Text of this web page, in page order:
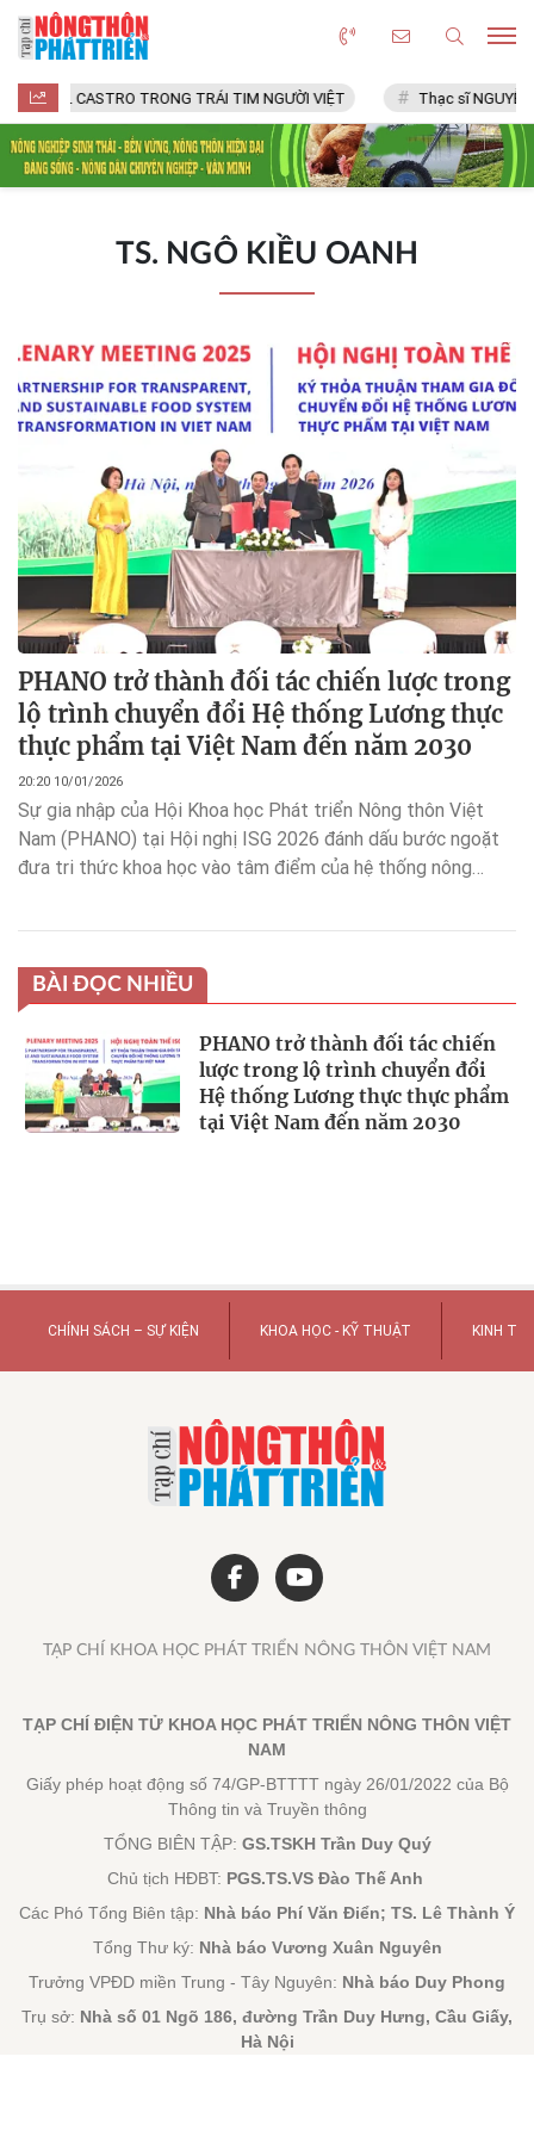
FIDEL CASTRO TRONG TRÁI TIM NGƯỜI VIỆT Thạc sĩ NGUYỄN
TS. NGÔ KIỀU OANH
PHANO trở thành đối tác chiến lược trong
lộ trình chuyển đổi Hệ thống Lương thực
thực phẩm tại Việt Nam đến năm 2030
20:20 10/01/2026
Sự gia nhập của Hội Khoa học Phát triển Nông thôn Việt
Nam (PHANO) tại Hội nghị ISG 2026 đánh dấu bước ngoặt
đưa tri thức khoa học vào tâm điểm của hệ thống nông
BÀI ĐỌC NHIỀU
PHANO trở thành đối tác chiến
lược trong lộ trình chuyển đổi
Hệ thống Lương thực thực phẩm
tại Việt Nam đến năm 2030
CHÍNH SÁCH – SỰ KIỆN KHOA HỌC - KỸ THUẬT KINH TẾ
TẠP CHÍ KHOA HỌC PHÁT TRIỂN NÔNG THÔN VIỆT NAM
TẠP CHÍ ĐIỆN TỬ KHOA HỌC PHÁT TRIỂN NÔNG THÔN VIỆT
NAM
Giấy phép hoạt động số 74/GP-BTTTT ngày 26/01/2022 của Bộ
Thông tin và Truyền thông
TỔNG BIÊN TẬP: GS.TSKH Trần Duy Quý
Chủ tịch HĐBT: PGS.TS.VS Đào Thế Anh
Các Phó Tổng Biên tập: Nhà báo Phí Văn Điển; TS. Lê Thành Ý
Tổng Thư ký: Nhà báo Vương Xuân Nguyên
Trưởng VPĐD miền Trung - Tây Nguyên: Nhà báo Duy Phong
Trụ sở: Nhà số 01 Ngõ 186, đường Trần Duy Hưng, Cầu Giấy,
Hà Nội